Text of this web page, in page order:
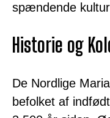
spændende
Historie og
De Nordlige
befolket af